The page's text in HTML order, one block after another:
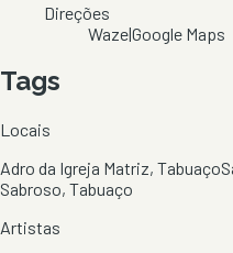
Direções
Waze|Google Maps
Tags
Locais
Adro da Igreja Matriz, Tabuaço
Sabroso, Tabuaço
Artistas